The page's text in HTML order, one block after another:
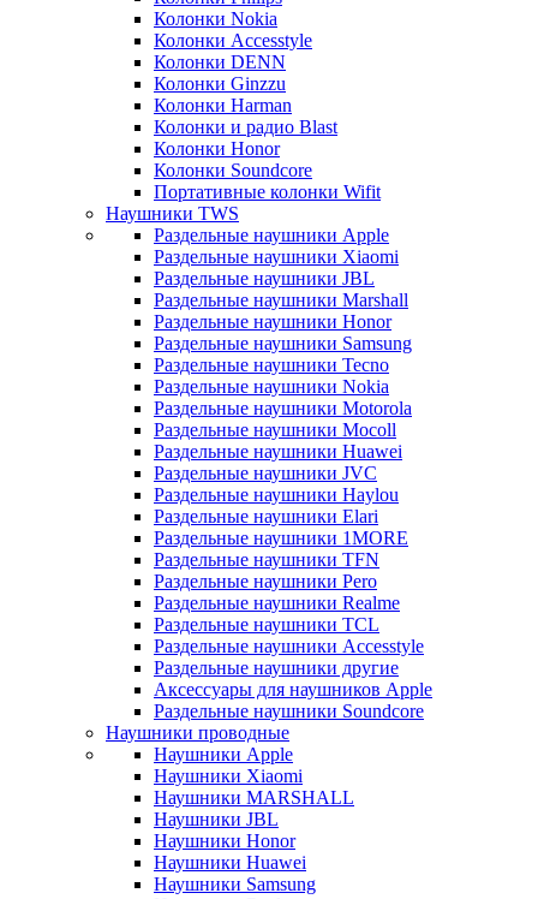
Колонки Nokia
Колонки Accesstyle
Колонки DENN
Колонки Ginzzu
Колонки Harman
Колонки и радио Blast
Колонки Honor
Колонки Soundcore
Портативные колонки Wifit
Наушники TWS
Раздельные наушники Apple
Раздельные наушники Xiaomi
Раздельные наушники JBL
Раздельные наушники Marshall
Раздельные наушники Honor
Раздельные наушники Samsung
Раздельные наушники Tecno
Раздельные наушники Nokia
Раздельные наушники Motorola
Раздельные наушники Mocoll
Раздельные наушники Huawei
Раздельные наушники JVC
Раздельные наушники Haylou
Раздельные наушники Elari
Раздельные наушники 1MORE
Раздельные наушники TFN
Раздельные наушники Pero
Раздельные наушники Realme
Раздельные наушники TCL
Раздельные наушники Accesstyle
Раздельные наушники другие
Аксессуары для наушников Apple
Раздельные наушники Soundcore
Наушники проводные
Наушники Apple
Наушники Xiaomi
Наушники MARSHALL
Наушники JBL
Наушники Honor
Наушники Huawei
Наушники Samsung